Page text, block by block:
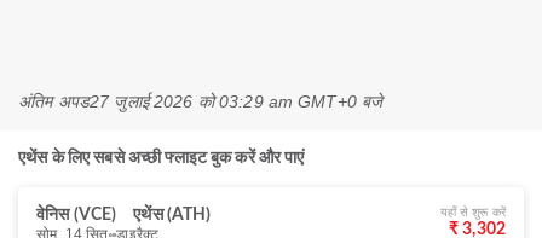
अंतिम अपड27 जुलाई 2026 को 03:29 am GMT+0 बजे
एथेंस के लिए सबसे अच्छी फ्लाइट बुक करें और पाएं
वेनिस (VCE)
एथेंस (ATH)
सोम, 14 सित॰ डाइरैक्ट
यहाँ से शुरू करें
₹ 3,302